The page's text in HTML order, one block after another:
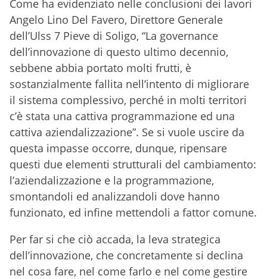
Come ha evidenziato nelle conclusioni dei lavori
Angelo Lino Del Favero, Direttore Generale
dell’Ulss 7 Pieve di Soligo, “La governance
dell’innovazione di questo ultimo decennio,
sebbene abbia portato molti frutti, è
sostanzialmente fallita nell’intento di migliorare
il sistema complessivo, perché in molti territori
c’è stata una cattiva programmazione ed una
cattiva aziendalizzazione”. Se si vuole uscire da
questa impasse occorre, dunque, ripensare
questi due elementi strutturali del cambiamento:
l’aziendalizzazione e la programmazione,
smontandoli ed analizzandoli dove hanno
funzionato, ed infine mettendoli a fattor comune.
Per far si che ciò accada, la leva strategica
dell’innovazione, che concretamente si declina
nel cosa fare, nel come farlo e nel come gestire